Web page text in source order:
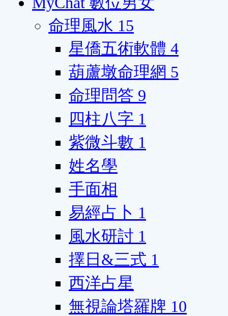
命理風水 15
星僑五術軟體 4
葫蘆墩命理網 5
命理問答 9
四柱八字 1
紫微斗數 1
姓名學
手面相
易經占卜 1
風水研討 1
擇日&三式 1
西洋占星
無視論塔羅牌 10